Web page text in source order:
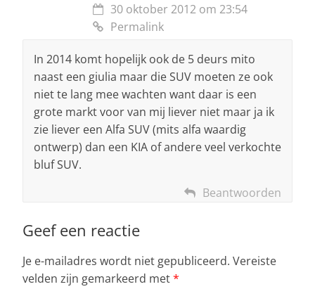
30 oktober 2012 om 23:54
Permalink
In 2014 komt hopelijk ook de 5 deurs mito
naast een giulia maar die SUV moeten ze ook
niet te lang mee wachten want daar is een
grote markt voor van mij liever niet maar ja ik
zie liever een Alfa SUV (mits alfa waardig
ontwerp) dan een KIA of andere veel verkochte
bluf SUV.
Beantwoorden
Geef een reactie
Je e-mailadres wordt niet gepubliceerd. Vereiste
velden zijn gemarkeerd met*